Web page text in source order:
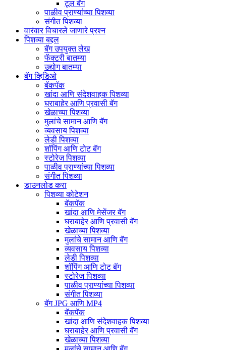
टूल बॅग
पाळीव प्राण्यांच्या पिशव्या
संगीत पिशव्या
वारंवार विचारले जाणारे प्रश्न
पिशव्या बद्दल
बॅग उपयुक्त लेख
फॅक्टरी बातम्या
उद्योग बातम्या
बॅग व्हिडिओ
बॅकपॅक
खांदा आणि संदेशवाहक पिशव्या
घराबाहेर आणि प्रवासी बॅग
खेळाच्या पिशव्या
मुलांचे सामान आणि बॅग
व्यवसाय पिशव्या
लेडी पिशव्या
शॉपिंग आणि टोट बॅग
स्टोरेज पिशव्या
पाळीव प्राण्यांच्या पिशव्या
संगीत पिशव्या
डाउनलोड करा
पिशव्या कोटेशन
बॅकपॅक
खांदा आणि मेसेंजर बॅग
घराबाहेर आणि प्रवासी बॅग
खेळाच्या पिशव्या
मुलांचे सामान आणि बॅग
व्यवसाय पिशव्या
लेडी पिशव्या
शॉपिंग आणि टोट बॅग
स्टोरेज पिशव्या
पाळीव प्राण्यांच्या पिशव्या
संगीत पिशव्या
बॅग JPG आणि MP4
बॅकपॅक
खांदा आणि संदेशवाहक पिशव्या
घराबाहेर आणि प्रवासी बॅग
खेळाच्या पिशव्या